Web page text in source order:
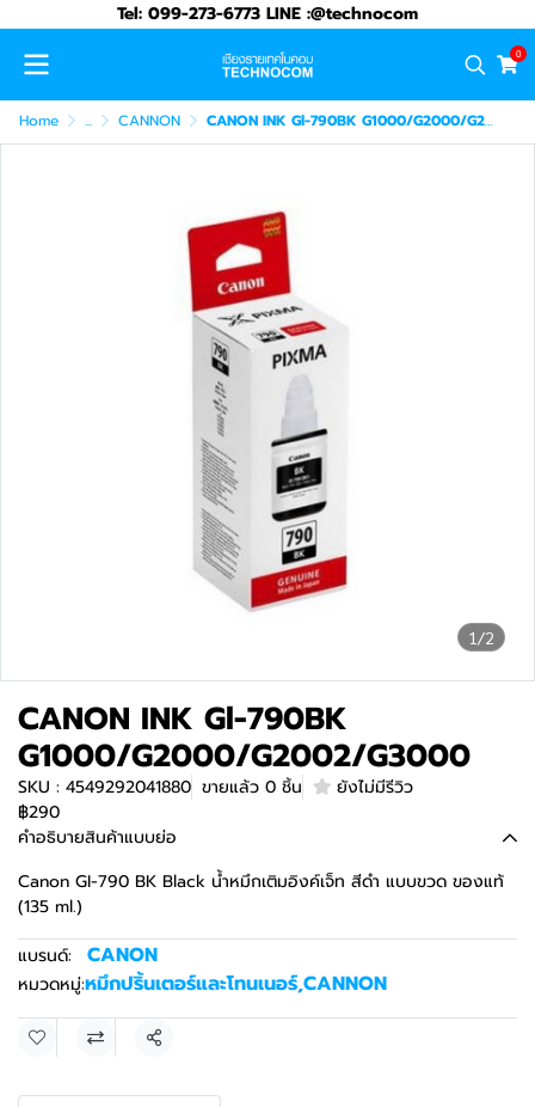
Tel: 099-273-6773 LINE :@technocom
0
Home ... CANNON CANON INK Gl-790BK G1000/G2000/G2002/G3000
1/2
CANON INK Gl-790BK
G1000/G2000/G2002/G3000
SKU : 4549292041880 ขายแล้ว 0 ชิ้น
ยังไม่มีรีวิว
฿290
คำอธิบายสินค้าแบบย่อ
Canon GI-790 BK Black น้ำหมึกเติมอิงค์เจ็ท สีดำ แบบขวด ของแท้
(135 ml.)
แบรนด์:
CANON
หมวดหมู่:หมึกปริ้นเตอร์และโทนเนอร์,CANNON
แชร์